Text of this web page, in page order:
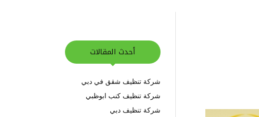
أحدث المقالات
شركة تنظيف شقق في دبي
شركة تنظيف كنب ابوظبي
شركة تنظيف دبي